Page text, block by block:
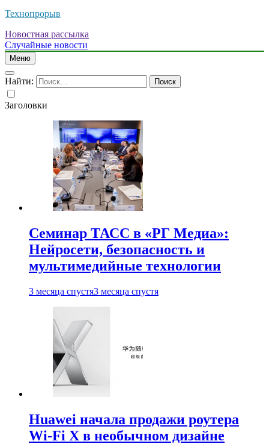
Технопрорыв
Новостная рассылка
Случайные новости
Меню
Найти:
Заголовки
Семинар ТАСС в «РГ Медиа»:
Нейросети, безопасность и
мультимедийные технологии
3 месяца спустя3 месяца спустя
Huawei начала продажи роутера
Wi-Fi X в необычном дизайне